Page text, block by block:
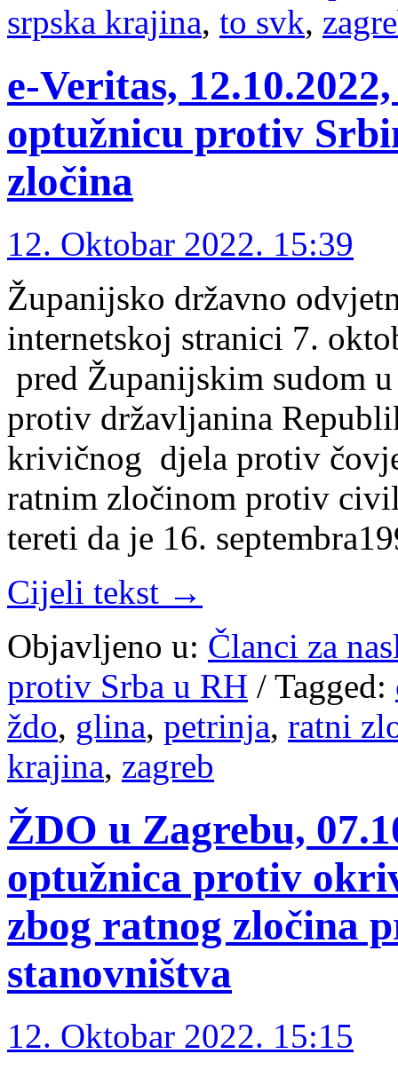
srpska krajina, to svk,
e-Veritas,
optužnicu protiv
zločina
12. Oktobar 2022. 15:39
Županijsko državno
internetskoj stranici 7.
pred Županijskim sudom
protiv državljanina
krivičnog djela protiv
ratnim zločinom protiv
tereti da je 16.
Cijeli tekst →
Objavljeno u: Članci za
protiv Srba u RH / Tagged:
ždo, glina, petrinja, ratni
krajina, zagreb
ŽDO u Zagrebu,
optužnica protiv
zbog ratnog zločina
stanovništva
12. Oktobar 2022. 15:15